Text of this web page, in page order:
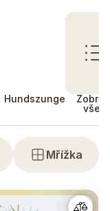
Hundszunge
vše…
Mřížka